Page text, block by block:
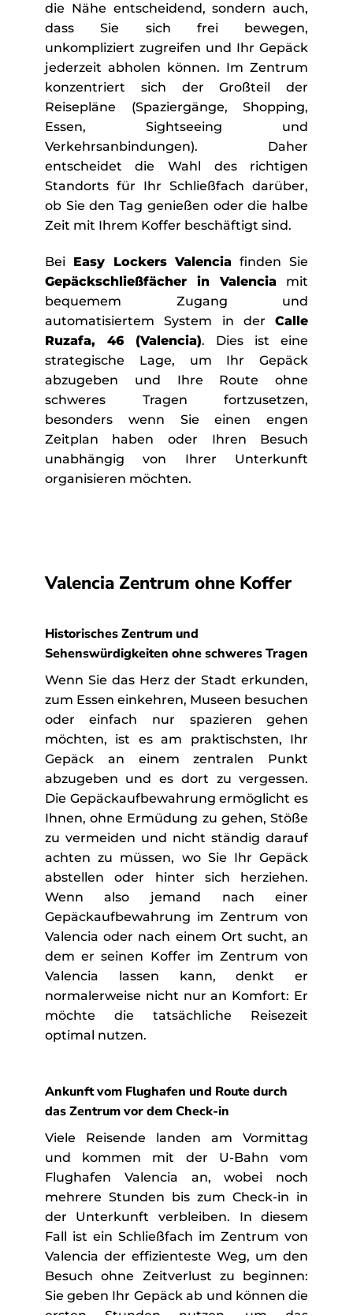
die Nähe entscheidend, sondern auch,
dass Sie sich frei bewegen,
unkompliziert zugreifen und Ihr Gepäck
jederzeit abholen können. Im Zentrum
konzentriert sich der Großteil der
Reisepläne (Spaziergänge, Shopping,
Essen, Sightseeing und
Verkehrsanbindungen). Daher
entscheidet die Wahl des richtigen
Standorts für Ihr Schließfach darüber,
ob Sie den Tag genießen oder die halbe
Zeit mit Ihrem Koffer beschäftigt sind.
Bei Easy Lockers Valencia finden Sie
Gepäckschließfächer in Valencia mit
bequemem Zugang und
automatisiertem System in derCalle
Ruzafa, 46 (Valencia). Dies ist eine
strategische Lage, um Ihr Gepäck
abzugeben und Ihre Route ohne
schweres Tragen fortzusetzen,
besonders wenn Sie einen engen
Zeitplan haben oder Ihren Besuch
unabhängig von Ihrer Unterkunft
organisieren möchten.
Valencia Zentrum ohne Koffer
Historisches Zentrum und
Sehenswürdigkeiten ohne schweres Tragen
Wenn Sie das Herz der Stadt erkunden,
zum Essen einkehren, Museen besuchen
oder einfach nur spazieren gehen
möchten, ist es am praktischsten, Ihr
Gepäck an einem zentralen Punkt
abzugeben und es dort zu vergessen.
Die Gepäckaufbewahrung ermöglicht es
Ihnen, ohne Ermüdung zu gehen, Stöße
zu vermeiden und nicht ständig darauf
achten zu müssen, wo Sie Ihr Gepäck
abstellen oder hinter sich herziehen.
Wenn also jemand nach einer
Gepäckaufbewahrung im Zentrum von
Valencia oder nach einem Ort sucht, an
dem er seinen Koffer im Zentrum von
Valencia lassen kann, denkt er
normalerweise nicht nur an Komfort: Er
möchte die tatsächliche Reisezeit
optimal nutzen.
Ankunft vom Flughafen und Route durch
das Zentrum vor dem Check-in
Viele Reisende landen am Vormittag
und kommen mit der U-Bahn vom
Flughafen Valencia an, wobei noch
mehrere Stunden bis zum Check-in in
der Unterkunft verbleiben. In diesem
Fall ist ein Schließfach im Zentrum von
Valencia der effizienteste Weg, um den
Besuch ohne Zeitverlust zu beginnen:
Sie geben Ihr Gepäck ab und können die